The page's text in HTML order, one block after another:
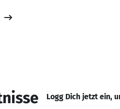
Logg Dich jetzt ein,